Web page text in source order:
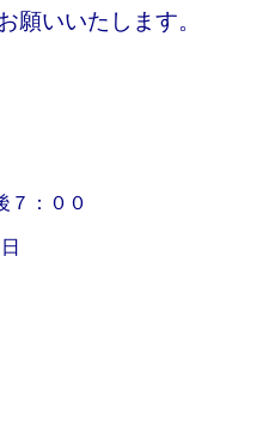
願いいたします。
：００